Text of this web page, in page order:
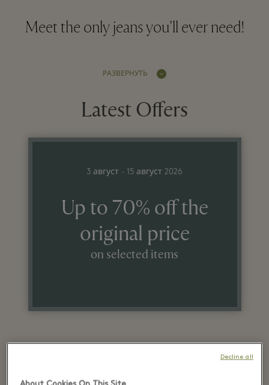
Meet the only jeans you’ll ever need!
РАЗВЕРНУТЬ
Latest Offers
3 август - 15 август 2026
Up to 70% off the
original price
on selected items
Decline all